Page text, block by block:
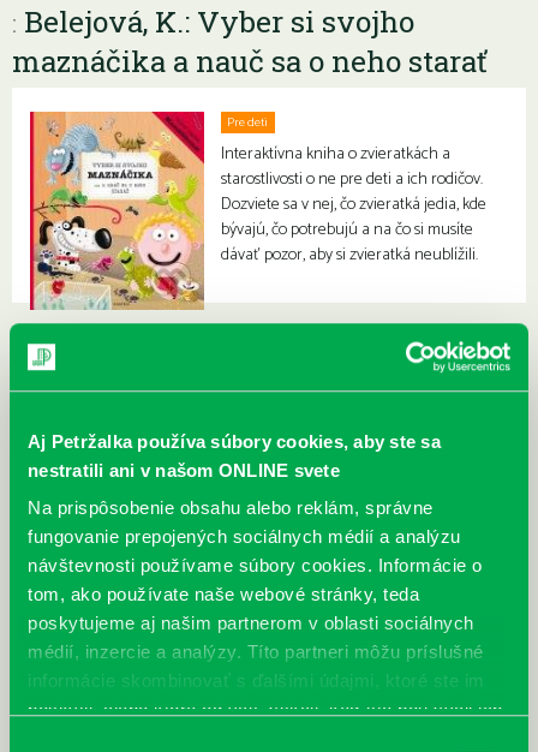
Aj Petržalka používa súbory cookies, aby ste sa
nestratili ani v našom ONLINE svete
Na prispôsobenie obsahu alebo reklám, správne
fungovanie prepojených sociálnych médií a analýzu
návštevnosti používame súbory cookies. Informácie o
tom, ako používate naše webové stránky, teda
poskytujeme aj našim partnerom v oblasti sociálnych
médií, inzercie a analýzy. Títo partneri môžu príslušné
informácie skombinovať s ďalšími údajmi, ktoré ste im
poskytli, alebo ktoré od vás získali, keď ste používali ich
: Belejová, K.: Vyber si svojho
maznáčika a nauč sa o neho starať
Pre deti
Interaktívna kniha o zvieratkách a
starostlivosti o ne pre deti a ich rodičov.
Dozviete sa v nej, čo zvieratká jedia, kde
bývajú, čo potrebujú a na čo si musíte
dávať pozor, aby si zvieratká neublížili.